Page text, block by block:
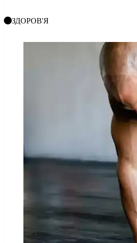
ЗДОРОВ'Я